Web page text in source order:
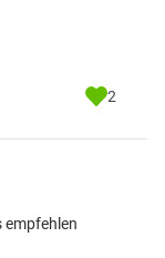
2
empfehlen